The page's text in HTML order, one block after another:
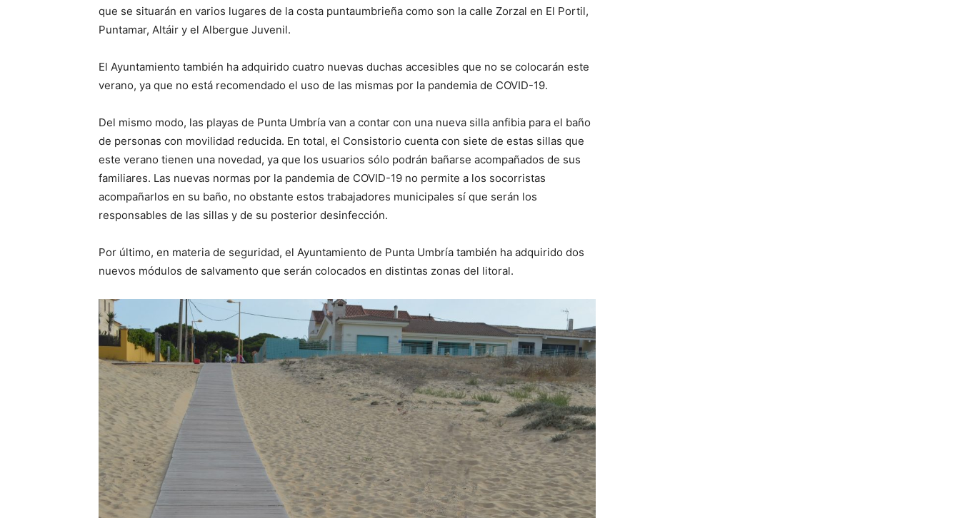
que se situarán en varios lugares de la costa puntaumbrieña como son la calle Zorzal en El Portil,
Puntamar, Altáir y el Albergue Juvenil.
El Ayuntamiento también ha adquirido cuatro nuevas duchas accesibles que no se colocarán este
verano, ya que no está recomendado el uso de las mismas por la pandemia de COVID-19.
Del mismo modo, las playas de Punta Umbría van a contar con una nueva silla anfibia para el baño
de personas con movilidad reducida. En total, el Consistorio cuenta con siete de estas sillas que
este verano tienen una novedad, ya que los usuarios sólo podrán bañarse acompañados de sus
familiares. Las nuevas normas por la pandemia de COVID-19 no permite a los socorristas
acompañarlos en su baño, no obstante estos trabajadores municipales sí que serán los
responsables de las sillas y de su posterior desinfección.
Por último, en materia de seguridad, el Ayuntamiento de Punta Umbría también ha adquirido dos
nuevos módulos de salvamento que serán colocados en distintas zonas del litoral.